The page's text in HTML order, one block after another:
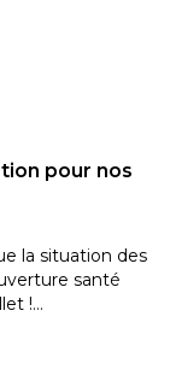
pour nos
la situation des
santé
!…